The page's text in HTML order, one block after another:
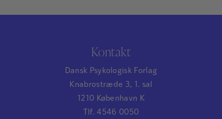
Kontakt
Dansk Psykologisk Forlag
Knabrostræde 3, 1. sal
1210 København K
Tlf. 4546 0050